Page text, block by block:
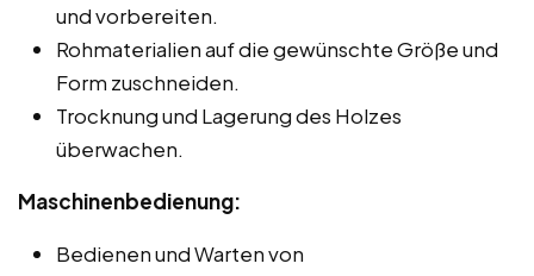
und vorbereiten.
Rohmaterialien auf die gewünschte Größe und
Form zuschneiden.
Trocknung und Lagerung des Holzes
überwachen.
Maschinenbedienung:
Bedienen und Warten von